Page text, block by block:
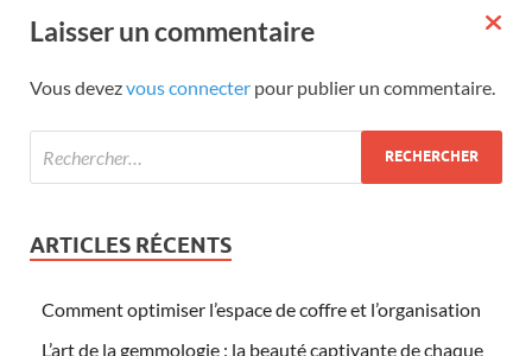
Laisser un commentaire
Vous devezvous connecter pour publier un commentaire.
ARTICLES RÉCENTS
Comment optimiser l’espace de coffre et l’organisation
L’art de la gemmologie : la beauté captivante de chaque